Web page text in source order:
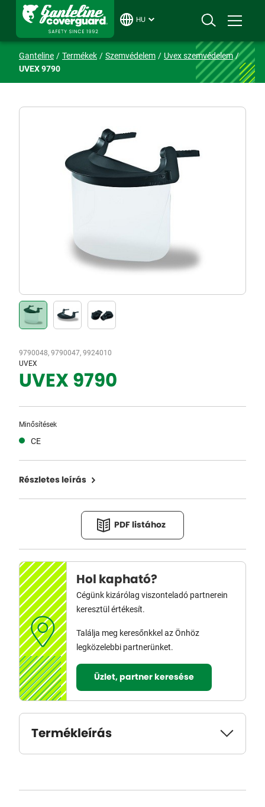
HU
Ganteline Termékek Szemvédelem
Uvex szemvédelem
UVEX 9790
9790048, 9790047, 9924010
UVEX
UVEX 9790
Minősítések
CE
Részletes leírás
PDF listához
Hol kapható?
Cégünk kizárólag viszonteladó partnerein
keresztül értékesít.
Találja meg keresőnkkel az Önhöz
legközelebbi partnerünket.
Üzlet, partner keresése
Termékleírás